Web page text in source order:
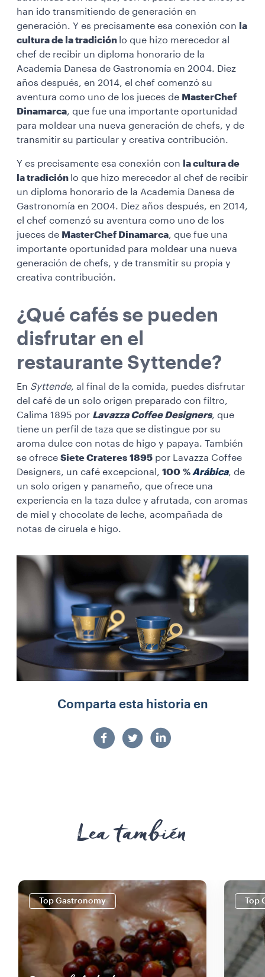
han ido transmitiendo de generación en
generación. Y es precisamente esa conexión con
la
cultura de la tradición lo que hizo merecedor al
chef de recibir un diploma honorario de la
Academia Danesa de Gastronomía en 2004. Diez
años después, en 2014, el chef comenzó su
aventura como uno de los jueces de MasterChef
Dinamarca, que fue una importante oportunidad
para moldear una nueva generación de chefs, y de
transmitir su particular y creativa contribución.
Y es precisamente esa conexión con
la cultura de
la tradición lo que hizo merecedor al chef de recibir
un diploma honorario de la Academia Danesa de
Gastronomía en 2004. Diez años después, en 2014,
el chef comenzó su aventura como uno de los
jueces de MasterChef Dinamarca, que fue una
importante oportunidad para moldear una nueva
generación de chefs, y de transmitir su propia y
creativa contribución.
¿Qué cafés se pueden
disfrutar en el
restaurante Syttende?
En Syttende, al final de la comida, puedes disfrutar
del café de un solo origen preparado con filtro,
Calima 1895 por Lavazza Coffee Designers, que
tiene un perfil de taza que se distingue por su
aroma dulce con notas de higo y papaya. También
se ofrece Siete Crateres 1895 por Lavazza Coffee
Designers, un café excepcional, 100 % Arábica, de
un solo origen y panameño, que ofrece una
experiencia en la taza dulce y afrutada, con aromas
de miel y chocolate de leche, acompañada de
notas de ciruela e higo.
Comparta esta historia en
Lea también
Top Gastronomy Top